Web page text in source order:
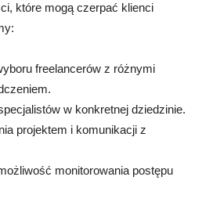
które mogą czerpać klienci
freelancerów z różnymi
w konkretnej dziedzinie.
projektem i komunikacji z
monitorowania postępu